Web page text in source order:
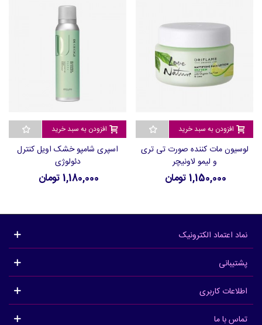
افزودن به سبد خرید
لوسیون مات کننده صورت تی تری
و لیمو لاونیچر
1,150,000 تومان
افزودن به سبد خرید
اسپری شامپو خشک اویل کنترل
دئولوژی
1,180,000 تومان
نماد اعتماد الکترونیک
پشتیبانی
اطلاعات کاربری
تماس با ما